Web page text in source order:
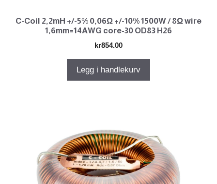
C-Coil 2,2mH +/-5% 0,06Ω +/-10% 1500W / 8Ω wire
1,6mm=14AWG core-30 OD83 H26
kr854.00
Legg i handlekurv